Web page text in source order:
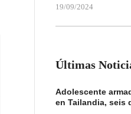
19/09/2024
Últimas
Adolescente
en Tailandia, seis